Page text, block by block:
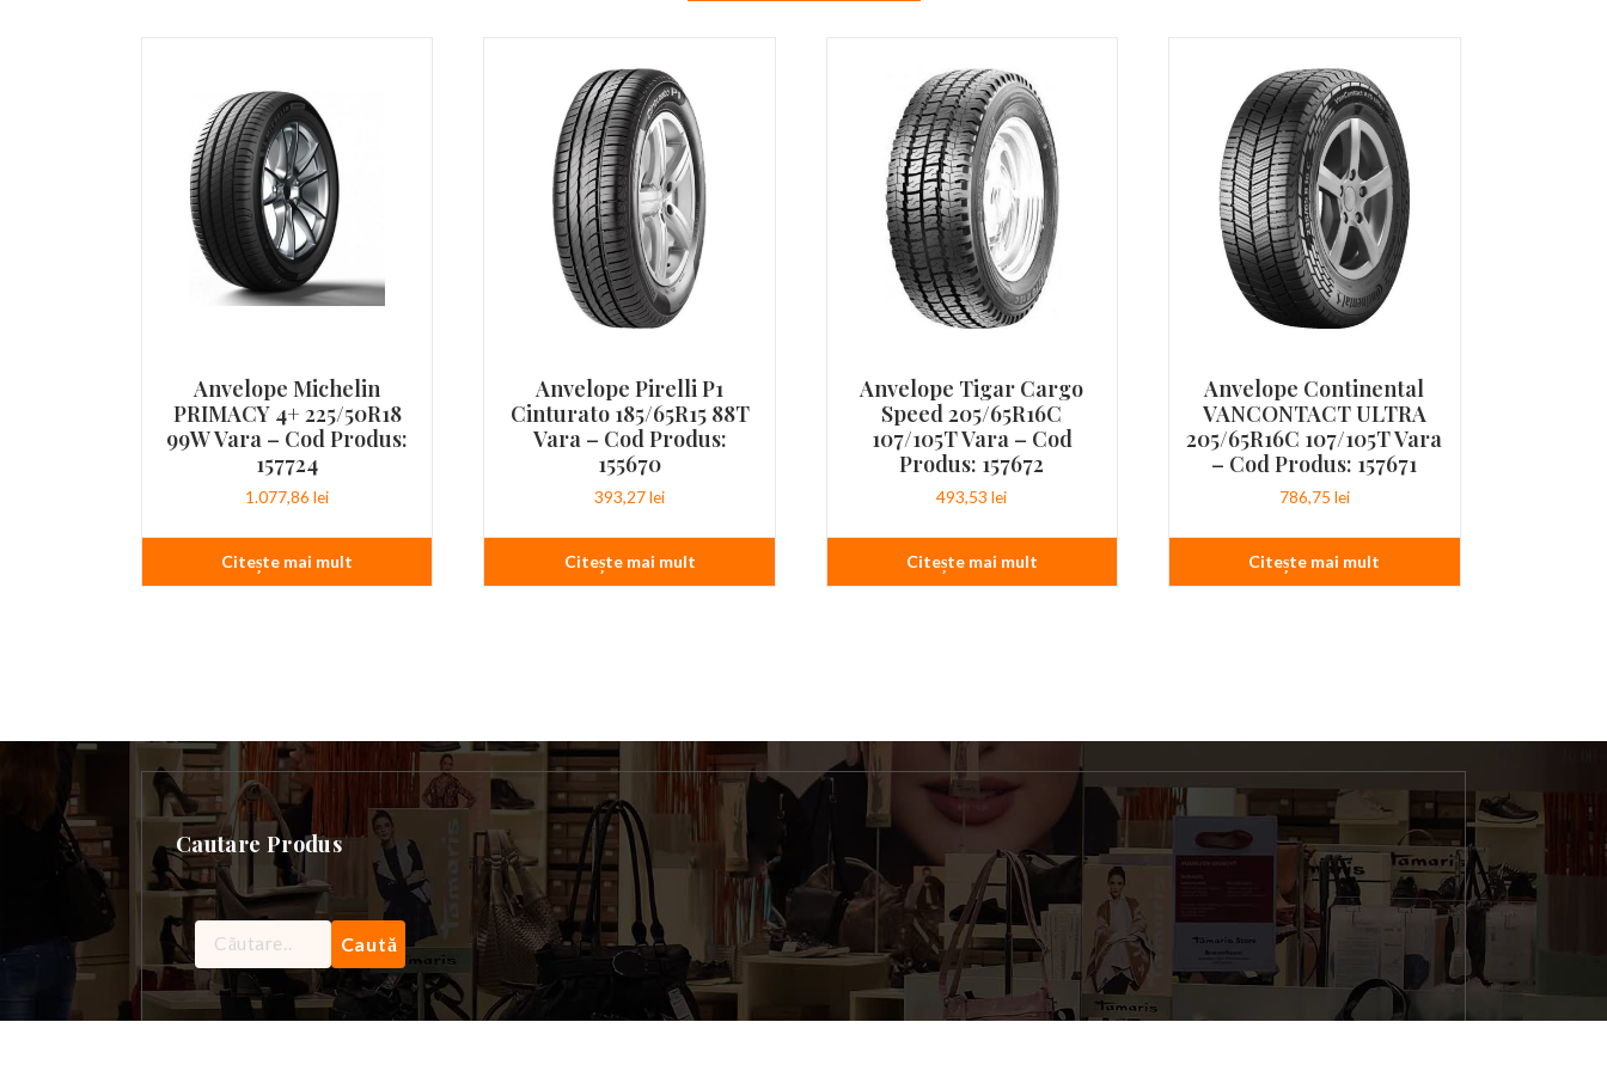
Anvelope Michelin
PRIMACY 4+ 225/50R18
99W Vara – Cod Produs:
157724
1.077,86lei
Citește mai mult
Anvelope Pirelli P1
Cinturato 185/65R15 88T
Vara – Cod Produs:
155670
393,27lei
Citește mai mult
Anvelope Tigar Cargo
Speed 205/65R16C
107/105T Vara – Cod
Produs: 157672
493,53lei
Citește mai mult
Anvelope Continental
VANCONTACT ULTRA
205/65R16C 107/105T Vara
– Cod Produs: 157671
786,75 lei
Citește mai mult
Cautare Produs
Caută
după: